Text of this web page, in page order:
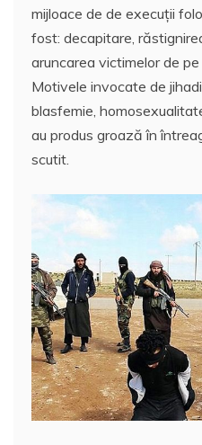
mijloace de de execuţii
fost: decapitare,
aruncarea victimelor de
Motivele invocate de
blasfemie,
au produs groază în
scutit.